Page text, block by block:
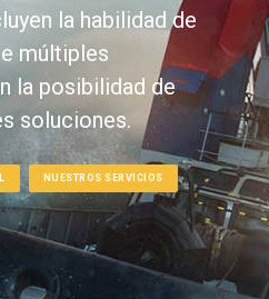
la habilidad de
múltiples
la posibilidad de
soluciones.
NUESTROS SERVICIOS